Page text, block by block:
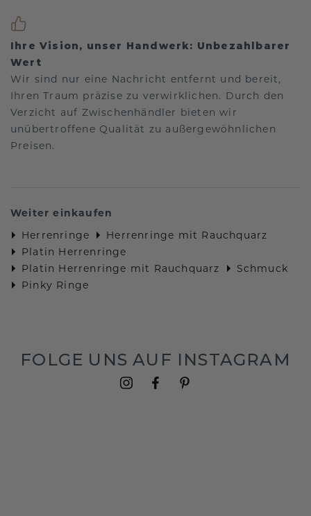
Ihre Vision, unser Handwerk: Unbezahlbarer
Wert
Wir sind nur eine Nachricht entfernt und bereit,
Ihren Traum präzise zu verwirklichen. Durch den
Verzicht auf Zwischenhändler bieten wir
unübertroffene Qualität zu außergewöhnlichen
Preisen.
Weiter einkaufen
Herrenringe
Herrenringe mit Rauchquarz
Platin Herrenringe
Platin Herrenringe mit Rauchquarz
Schmuck
Pinky Ringe
FOLGE UNS AUF INSTAGRAM